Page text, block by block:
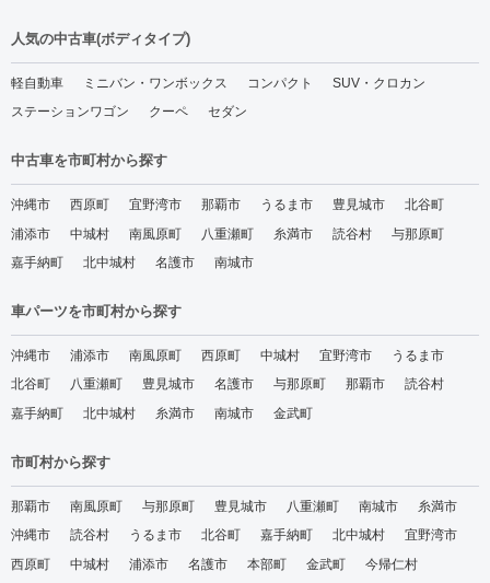
人気の中古車(ボディタイプ)
軽自動車 ミニバン・ワンボックス コンパクト
SUV・クロカン
ステーションワゴン
クーペ セダン
中古車を市町村から探す
沖縄市 西原町 宜野湾市 那覇市 うるま市 豊見城市
北谷町
浦添市
中城村 南風原町 八重瀬町 糸満市 読谷村
与那原町
嘉手納町
北中城村 名護市 南城市
車パーツを市町村から探す
沖縄市 浦添市 南風原町 西原町 中城村 宜野湾市
うるま市
北谷町
八重瀬町 豊見城市 名護市 与那原町 那覇市
読谷村
嘉手納町
北中城村 糸満市 南城市 金武町
市町村から探す
那覇市 南風原町 与那原町 豊見城市 八重瀬町 南城市
糸満市
沖縄市
読谷村 うるま市 北谷町 嘉手納町 北中城村
宜野湾市
西原町
中城村 浦添市 名護市 本部町 金武町
今帰仁村